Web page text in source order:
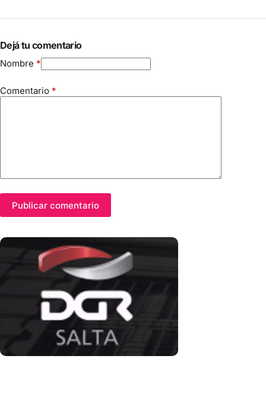
Dejá tu comentario
Nombre *
Comentario *
Publicar comentario